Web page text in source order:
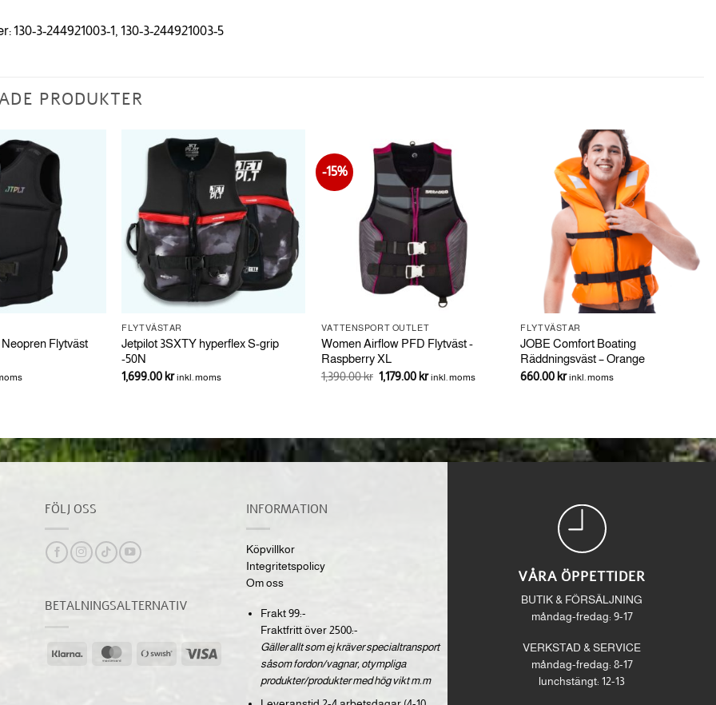
130-3-244921003-1, 130-3-244921003-5
PRODUKTER
Flytväst
FLYTVÄSTAR
Jetpilot 3SXTY hyperflex S-grip
-50N
1,699.00 kr inkl. moms
-15%
VATTENSPORT OUTLET
Women Airflow PFD Flytväst -
Raspberry XL
1,390.00kr Det
1,179.00 krDet
inkl. moms
FLYTVÄSTAR
JOBE Comfort Boating
Räddningsväst – Orange
660.00 kr inkl. moms
FÖLJ OSS
BETALNINGSALTERNATIV
Klarna MasterCardSwish
INFORMATION
Köpvillkor
Integritetspolicy
Om oss
Frakt 99:-
Fraktfritt över 2500:-
Gäller allt som ej kräver specialtransport
såsom fordon/vagnar, otympliga
produkter/produkter med hög vikt m.m
VÅRA ÖPPETTIDER
BUTIK & FÖRSÄLJNING
måndag-fredag: 9-17
VERKSTAD & SERVICE
måndag-fredag: 8-17
lunchstängt: 12-13